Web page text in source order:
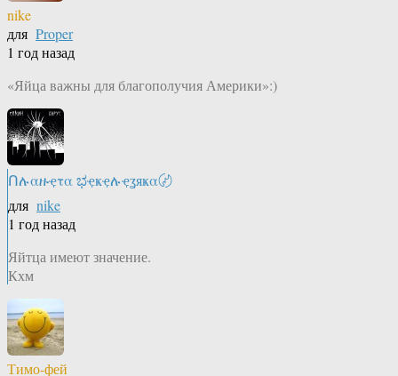
nike
для Proper
1 год назад
«Яйца важны для благополучия Америки»:)
Ոሉαዙҿτα ಭҿҝҿሉҿʓяҝα〄
для nike
1 год назад
Яйтца имеют значение.
Кхм
Тимо-фей